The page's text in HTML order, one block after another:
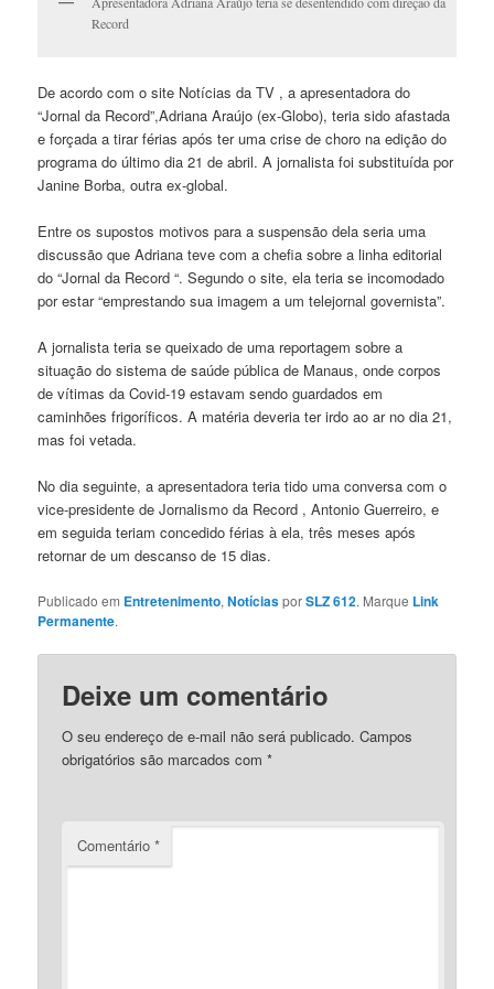
Record
De acordo com o site Notícias da TV , a apresentadora do
“Jornal da Record”,Adriana Araújo (ex-Globo), teria sido afastada
e forçada a tirar férias após ter uma crise de choro na edição do
programa do último dia 21 de abril. A jornalista foi substituída por
Janine Borba, outra ex-global.
Entre os supostos motivos para a suspensão dela seria uma
discussão que Adriana teve com a chefia sobre a linha editorial
do “Jornal da Record “. Segundo o site, ela teria se incomodado
por estar “emprestando sua imagem a um telejornal governista”.
A jornalista teria se queixado de uma reportagem sobre a
situação do sistema de saúde pública de Manaus, onde corpos
de vítimas da Covid-19 estavam sendo guardados em
caminhões frigoríficos. A matéria deveria ter irdo ao ar no dia 21,
mas foi vetada.
No dia seguinte, a apresentadora teria tido uma conversa com o
vice-presidente de Jornalismo da Record , Antonio Guerreiro, e
em seguida teriam concedido férias à ela, três meses após
retornar de um descanso de 15 dias.
Publicado em Entretenimento,NotíciasporSLZ 612. Marque Link
Permanente.
Deixe um comentário
O seu endereço de e-mail não será publicado. Campos
obrigatórios são marcados com*
Comentário*